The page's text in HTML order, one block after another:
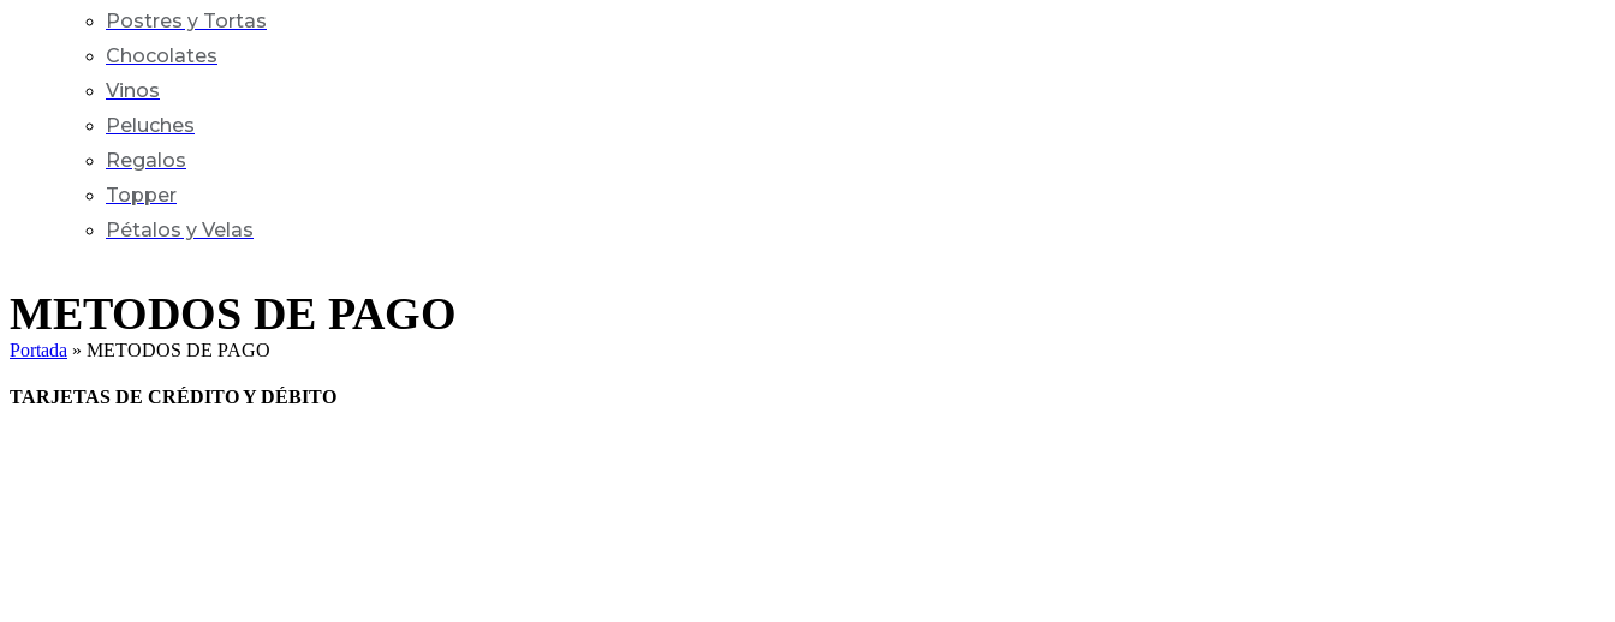
Postres y Tortas
Chocolates
Vinos
Peluches
Regalos
Topper
Pétalos y Velas
METODOS DE PAGO
Portada » METODOS DE PAGO
TARJETAS DE CRÉDITO Y DÉBITO